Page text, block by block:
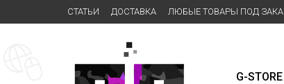
СТАТЬИ ДОСТАВКА ЛЮБЫЕ ТОВАРЫ ПОД
G-STORE